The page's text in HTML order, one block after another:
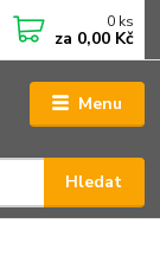
Menu
Hledat
0 ks
za 0,00 Kč